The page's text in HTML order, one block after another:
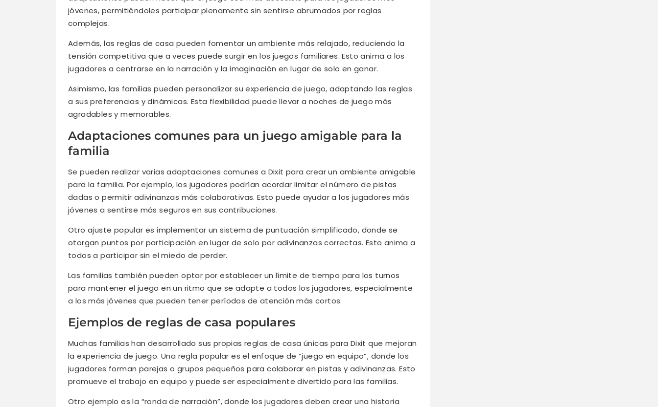
jóvenes, permitiéndoles participar plenamente sin sentirse abrumados por reglas
complejas.
Además, las reglas de casa pueden fomentar un ambiente más relajado, reduciendo la
tensión competitiva que a veces puede surgir en los juegos familiares. Esto anima a los
jugadores a centrarse en la narración y la imaginación en lugar de solo en ganar.
Asimismo, las familias pueden personalizar su experiencia de juego, adaptando las reglas
a sus preferencias y dinámicas. Esta flexibilidad puede llevar a noches de juego más
agradables y memorables.
Adaptaciones comunes para un juego amigable para la
familia
Se pueden realizar varias adaptaciones comunes a Dixit para crear un ambiente amigable
para la familia. Por ejemplo, los jugadores podrían acordar limitar el número de pistas
dadas o permitir adivinanzas más colaborativas. Esto puede ayudar a los jugadores más
jóvenes a sentirse más seguros en sus contribuciones.
Otro ajuste popular es implementar un sistema de puntuación simplificado, donde se
otorgan puntos por participación en lugar de solo por adivinanzas correctas. Esto anima a
todos a participar sin el miedo de perder.
Las familias también pueden optar por establecer un límite de tiempo para los turnos
para mantener el juego en un ritmo que se adapte a todos los jugadores, especialmente
a los más jóvenes que pueden tener períodos de atención más cortos.
Ejemplos de reglas de casa populares
Muchas familias han desarrollado sus propias reglas de casa únicas para Dixit que mejoran
la experiencia de juego. Una regla popular es el enfoque de “juego en equipo”, donde los
jugadores forman parejas o grupos pequeños para colaborar en pistas y adivinanzas. Esto
promueve el trabajo en equipo y puede ser especialmente divertido para las familias.
Otro ejemplo es la “ronda de narración”, donde los jugadores deben crear una historia